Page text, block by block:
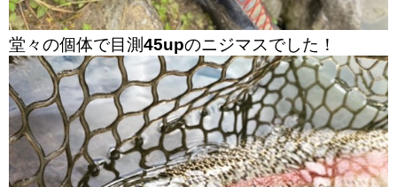
堂々の個体で目測45upのニジマスでした！